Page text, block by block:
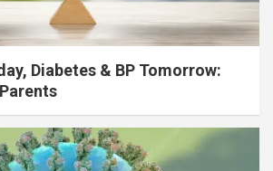
Diabetes & BP Tomorrow: